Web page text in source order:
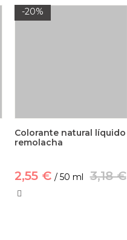
-20%
Colorante natural líquido
remolacha
2,55 € / 50 ml 3,18 €